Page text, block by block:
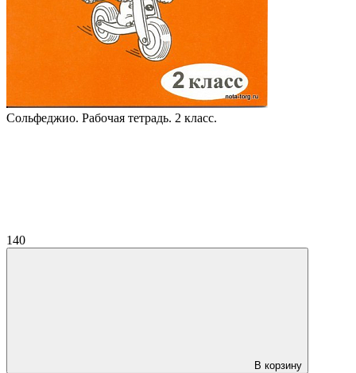
Сольфеджио. Рабочая тетрадь. 2 класс.
140
В корзину